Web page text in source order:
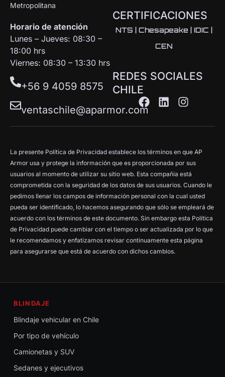
Metropolitana
Horario de atención
Lunes – Jueves: 08:30 –
18:00 hrs
Viernes: 08:30 – 13:30 hrs
+56 9 4059 8575
ventaschile@aparmor.com
CERTIFICACIONES
NTS | Chesapeake | IDIC |
CEN
REDES SOCIALES
CHILE
La presente Política de Privacidad establece los términos en que AP
Armor usa y protege la información que es proporcionada por sus
usuarios al momento de utilizar su sitio web. Esta compañía está
comprometida con la seguridad de los datos de sus usuarios. Cuando le
pedimos llenar los campos de información personal con la cual usted
pueda ser identificado, lo hacemos asegurando que sólo se empleará de
acuerdo con los términos de este documento. Sin embargo esta Política
de Privacidad puede cambiar con el tiempo o ser actualizada por lo que
le recomendamos y enfatizamos revisar continuamente esta página
para asegurarse que está de acuerdo con dichos cambios.
BLINDAJE
Blindaje vehicular en Chile
Por tipo de vehículo
Camionetas y SUV
Sedanes y ejecutivos